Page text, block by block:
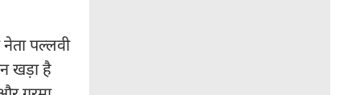
पल्लवी
खड़ा है